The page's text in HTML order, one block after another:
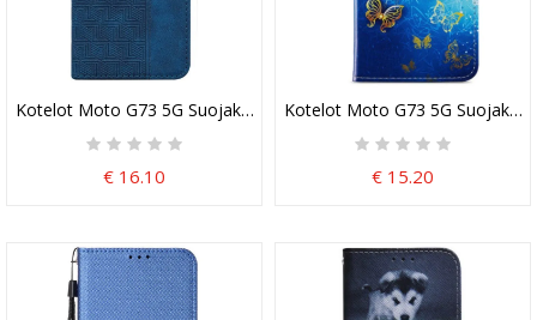
Kotelot Moto G73 5G Suojaketju Kuori Hihnallinen Kuvio
€ 16.10
Kotelot Moto G73 5G
€ 15.20